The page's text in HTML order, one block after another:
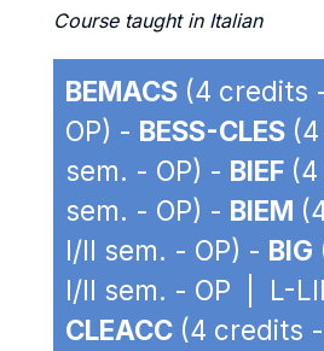
Course taught in Italian
BEMACS (4 credits
OP) - BESS-CLES
sem. - OP) - BIEF
sem. - OP) - BIEM
I/II sem. - OP) - BIG
I/II sem. - OP | L-
CLEACC (4 credits